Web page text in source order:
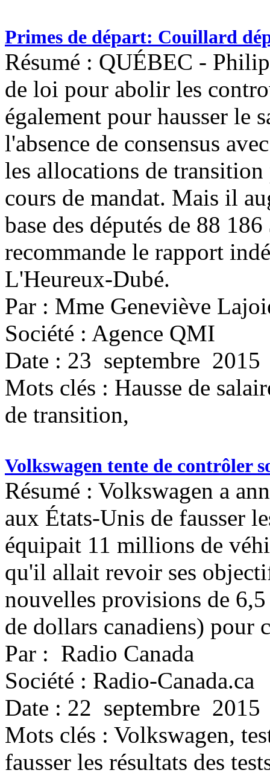
Primes de départ: Couillard
Résumé : QUÉBEC -
de loi pour abolir les
également pour hausser le
l'absence de consensus
les allocations de
cours de mandat. Mais il
base des députés de 88
recommande le rapport
L'Heureux-Dubé.
Par : Mme Geneviève
Société : Agence QMI
Date : 23 septembre 2015
Mots clés : Hausse de
de transition,
Volkswagen tente de contrôler
Résumé : Volkswagen a
aux États-Unis de fausser
équipait 11 millions de
qu'il allait revoir ses
nouvelles provisions de
de dollars canadiens) pour
Par : Radio Canada
Société : Radio-Canada.ca
Date : 22 septembre 2015
Mots clés : Volkswagen,
fausser les résultats des